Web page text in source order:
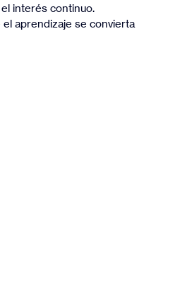
interés continuo.
aprendizaje se convierta